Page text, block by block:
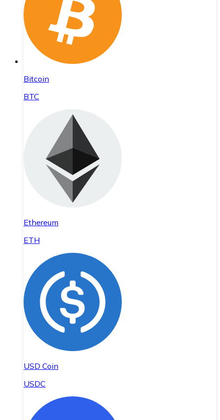
Bitcoin
BTC
Ethereum
ETH
USD Coin
USDC